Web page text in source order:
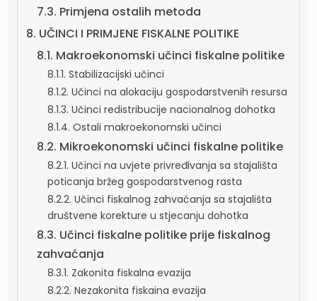
7.3. Primjena ostalih metoda
8. UČINCI I PRIMJENE FISKALNE POLITIKE
8.1. Makroekonomski učinci fiskalne politike
8.1.1. Stabilizacijski učinci
8.1.2. Učinci na alokaciju gospodarstvenih resursa
8.1.3. Učinci redistribucije nacionalnog dohotka
8.1.4. Ostali makroekonomski učinci
8.2. Mikroekonomski učinci fiskalne politike
8.2.1. Učinci na uvjete privređivanja sa stajališta
poticanja bržeg gospodarstvenog rasta
8.2.2. Učinci fiskalnog zahvaćanja sa stajališta
društvene korekture u stjecanju dohotka
8.3. Učinci fiskalne politike prije fiskalnog
zahvaćanja
8.3.1. Zakonita fiskalna evazija
8.2.2. Nezakonita fiskaina evazija